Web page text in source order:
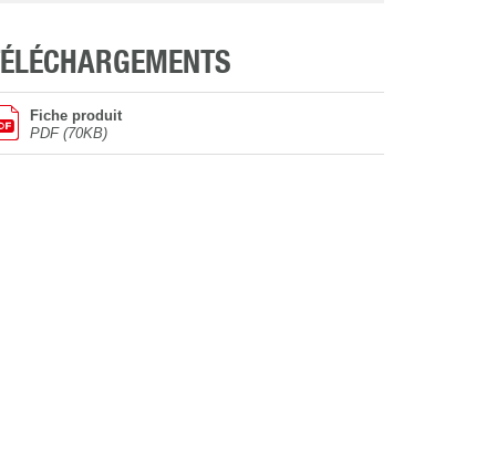
TÉLÉCHARGEMENTS
Fiche produit
PDF (70KB)